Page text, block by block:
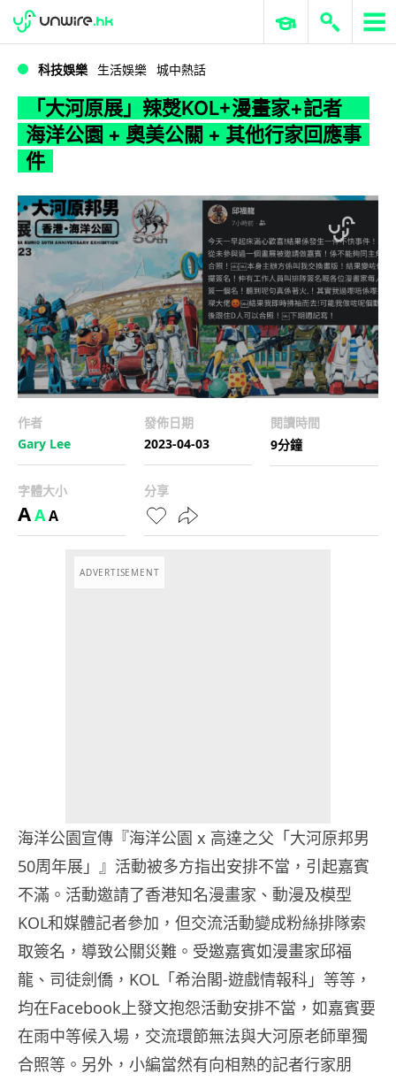
WWDC 2026 ERP 與商業 AI
科技娛樂 生活娛樂 城中熱話
「大河原展」辣㷫KOL+漫畫家+記者
海洋公園 + 奧美公關 + 其他行家回應事
件
作者
Gary Lee
發佈日期
2023-04-03
閱讀時間
9分鐘
字體大小
AAA
分享
ADVERTISEMENT
海洋公園宣傳『海洋公園 x 高達之父「大河原邦男
50周年展」』活動被多方指出安排不當，引起嘉賓
不滿。活動邀請了香港知名漫畫家、動漫及模型
KOL和媒體記者參加，但交流活動變成粉絲排隊索
取簽名，導致公關災難。受邀嘉賓如漫畫家邱福
龍、司徒劍僑，KOL「希治閣-遊戲情報科」等等，
均在Facebook上發文抱怨活動安排不當，如嘉賓要
在雨中等候入場，交流環節無法與大河原老師單獨
合照等。另外，小編當然有向相熟的記者行家朋